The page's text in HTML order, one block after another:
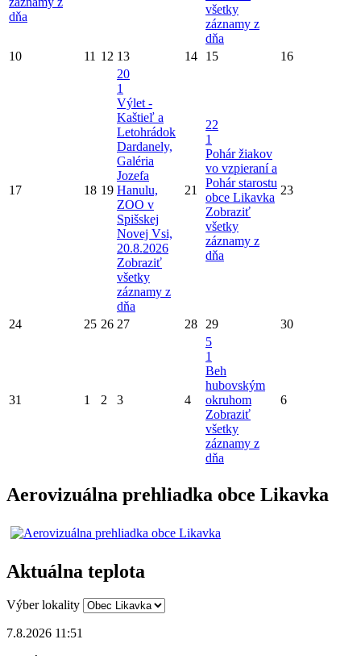
dňa
všetky
záznamy z
dňa
10 11 12 13 14 15 16
17 18 19
20
1
Výlet -
Kaštieľ a
Letohrádok
Dardanely,
Galéria
Jozefa
Hanulu,
ZOO v
Spišskej
Novej Vsi,
20.8.2026
Zobraziť
všetky
záznamy z
dňa
21
22
1
Pohár žiakov
vo vzpieraní a
Pohár starostu
obce Likavka
Zobraziť
všetky
záznamy z
dňa
23
24 25 26 27 28 29 30
31 1 2 3 4
5
1
Beh
hubovským
okruhom
Zobraziť
všetky
záznamy z
dňa
6
Aerovizuálna prehliadka obce Likavka
Aktuálna teplota
Výber lokality
7.8.2026 11:51